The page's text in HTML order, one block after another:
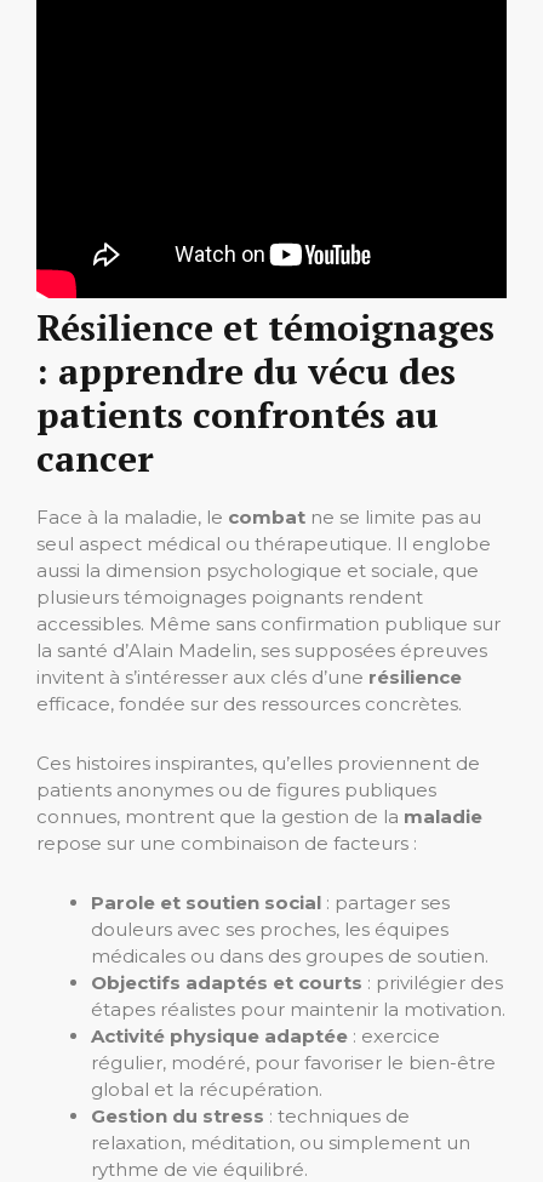
Résilience et témoignages
: apprendre du vécu des
patients confrontés au
cancer
Face à la maladie, le combat ne se limite pas au
seul aspect médical ou thérapeutique. Il englobe
aussi la dimension psychologique et sociale, que
plusieurs témoignages poignants rendent
accessibles. Même sans confirmation publique sur
la santé d’Alain Madelin, ses supposées épreuves
invitent à s’intéresser aux clés d’une résilience
efficace, fondée sur des ressources concrètes.
Ces histoires inspirantes, qu’elles proviennent de
patients anonymes ou de figures publiques
connues, montrent que la gestion de la maladie
repose sur une combinaison de facteurs :
Parole et soutien social : partager ses
douleurs avec ses proches, les équipes
médicales ou dans des groupes de soutien.
Objectifs adaptés et courts : privilégier des
étapes réalistes pour maintenir la motivation.
Activité physique adaptée : exercice
régulier, modéré, pour favoriser le bien-être
global et la récupération.
Gestion du stress : techniques de
relaxation, méditation, ou simplement un
rythme de vie équilibré.